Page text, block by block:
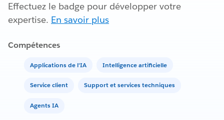
Effectuez le badge pour développer votre
expertise. En savoir plus
Compétences
Applications de l'IA Intelligence artificielle
Service client Support et services techniques
Agents IA